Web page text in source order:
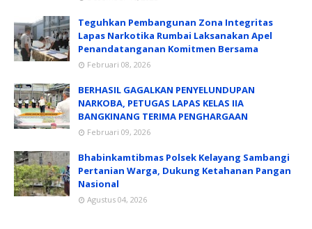
Teguhkan Pembangunan Zona Integritas
Lapas Narkotika Rumbai Laksanakan Apel
Penandatanganan Komitmen Bersama
Februari 08, 2026
BERHASIL GAGALKAN PENYELUNDUPAN
NARKOBA, PETUGAS LAPAS KELAS IIA
BANGKINANG TERIMA PENGHARGAAN
Februari 09, 2026
Bhabinkamtibmas Polsek Kelayang Sambangi
Pertanian Warga, Dukung Ketahanan Pangan
Nasional
Agustus 04, 2026